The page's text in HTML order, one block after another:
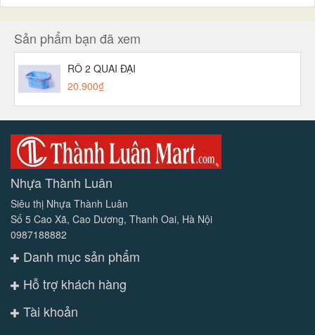
Sản phẩm bạn đã xem
RỔ 2 QUAI ĐẠI
20.900₫
Nhựa Thành Luân
Siêu thị Nhựa Thành Luân
Số 5 Cao Xã, Cao Dương, Thanh Oai, Hà Nội
0987188882
Danh mục sản phẩm
Hỗ trợ khách hàng
Tài khoản